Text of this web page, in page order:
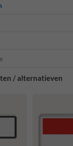
/ alternatieven